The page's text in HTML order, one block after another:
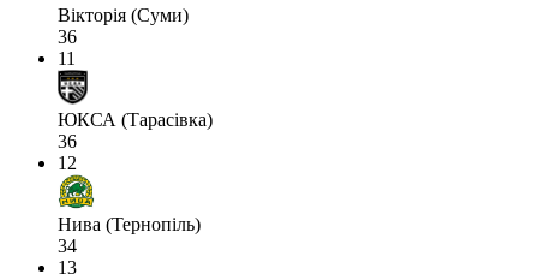
Вікторія (Суми)
36
11
ЮКСА (Тарасівка)
36
12
Нива (Тернопіль)
34
13